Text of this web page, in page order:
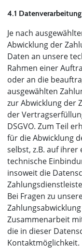
4.1
Je nach
Abwicklung der
Daten an unsere
Rahmen einer
oder an die
ausgewählten
zur Abwicklung der
der
DSGVO. Zum Teil
für die Abwicklung
selbst, z.B. auf
technische
insoweit die
Bei Fragen zu
Zusammenarbeit
die in dieser
Kontaktmöglichkeit.